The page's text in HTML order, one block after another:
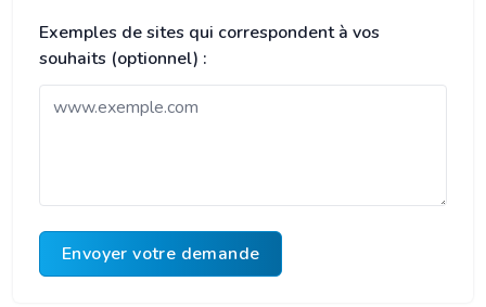
Exemples de sites qui correspondent à vos
souhaits (optionnel) :
Envoyer votre demande